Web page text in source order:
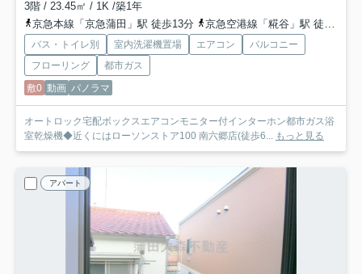
3階 / 23.45㎡ / 1K /築1年
京急本線「京急蒲田」駅 徒歩13分
京急空港線「糀谷」駅 徒歩12分
バス・トイレ別 室内洗濯機置場 エアコン
バルコニー
フローリング
都市ガス
敷0 動画 パノラマ
オートロック宅配ボックスエアコンモニター付インターホン都市ガス浴
室乾燥機◆近くにはローソンストア100 南六郷店(徒歩6... もっと見る
アパート